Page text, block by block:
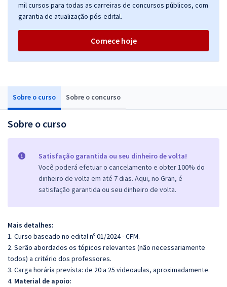
Sobre o curso Sobre o concurso
Sobre o curso
Satisfação garantida ou seu dinheiro de volta!
Você poderá efetuar o cancelamento e obter 100% do
dinheiro de volta em até 7 dias. Aqui, no Gran, é
satisfação garantida ou seu dinheiro de volta.
Mais detalhes:
1. Curso baseado no edital nº 01/2024 - CFM.
2. Serão abordados os tópicos relevantes (não necessariamente
todos) a critério dos professores.
3. Carga horária prevista: de 20 a 25 videoaulas, aproximadamente.
4. Material de apoio:
mil cursos para todas as carreiras de concursos públicos, com
garantia de atualização pós-edital.
Comece hoje